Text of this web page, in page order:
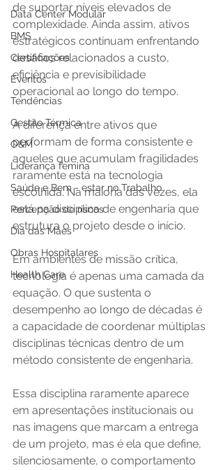
Data Center Modular
BMS
Certificações
Eventos
Tendências
Gestão Térmica
O&M
Liderança femina
Saúde e Bem - estar no Trabalho
Percepção de riscos
Dia das Mães
Obras Hospitalares
Health Care
de suportar níveis elevados de
complexidade. Ainda assim, ativos
estratégicos continuam enfrentando
desafios relacionados a custo,
eficiência e previsibilidade
operacional ao longo do tempo.
A diferença entre ativos que
performam de forma consistente e
aqueles que acumulam fragilidades
raramente está na tecnologia
escolhida. Na maioria das vezes, ela
está na disciplina de engenharia que
estrutura o projeto desde o início.
Em ambientes de missão crítica,
tecnologia é apenas uma camada da
equação. O que sustenta o
desempenho ao longo de décadas é
a capacidade de coordenar múltiplas
disciplinas técnicas dentro de um
método consistente de engenharia.
Essa disciplina raramente aparece
em apresentações institucionais ou
nas imagens que marcam a entrega
de um projeto, mas é ela que define,
silenciosamente, o comportamento